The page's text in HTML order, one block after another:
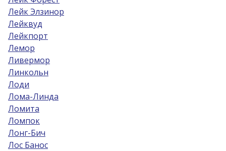
Лейк Элзинор
Лейквуд
Лейкпорт
Лемор
Ливермор
Линкольн
Лоди
Лома-Линда
Ломита
Ломпок
Лонг-Бич
Лос Банос